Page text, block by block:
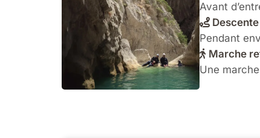
Avant
Pendant
Marche
Une